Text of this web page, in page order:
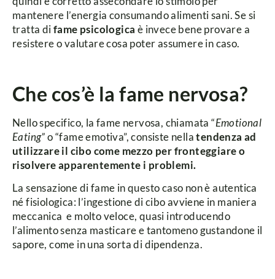
mantenere l’energia consumando alimenti sani.Se si
tratta difame psicologica è invece bene provare a
resistere o valutare cosa poter assumere in caso.
Che cos’è la fame nervosa?
Nello specifico, la fame nervosa, chiamata “Emotional
Eating”o “fame emotiva”, consiste nellatendenza ad
utilizzare il cibo come mezzo per fronteggiare o
risolvere apparentemente i problemi.
La sensazione di fame in questo caso non è autentica
né fisiologica: l’ingestione di cibo avviene in maniera
meccanica e molto veloce, quasi introducendo
l’alimento senza masticare e tantomeno gustandone il
sapore, come in una sorta di dipendenza.